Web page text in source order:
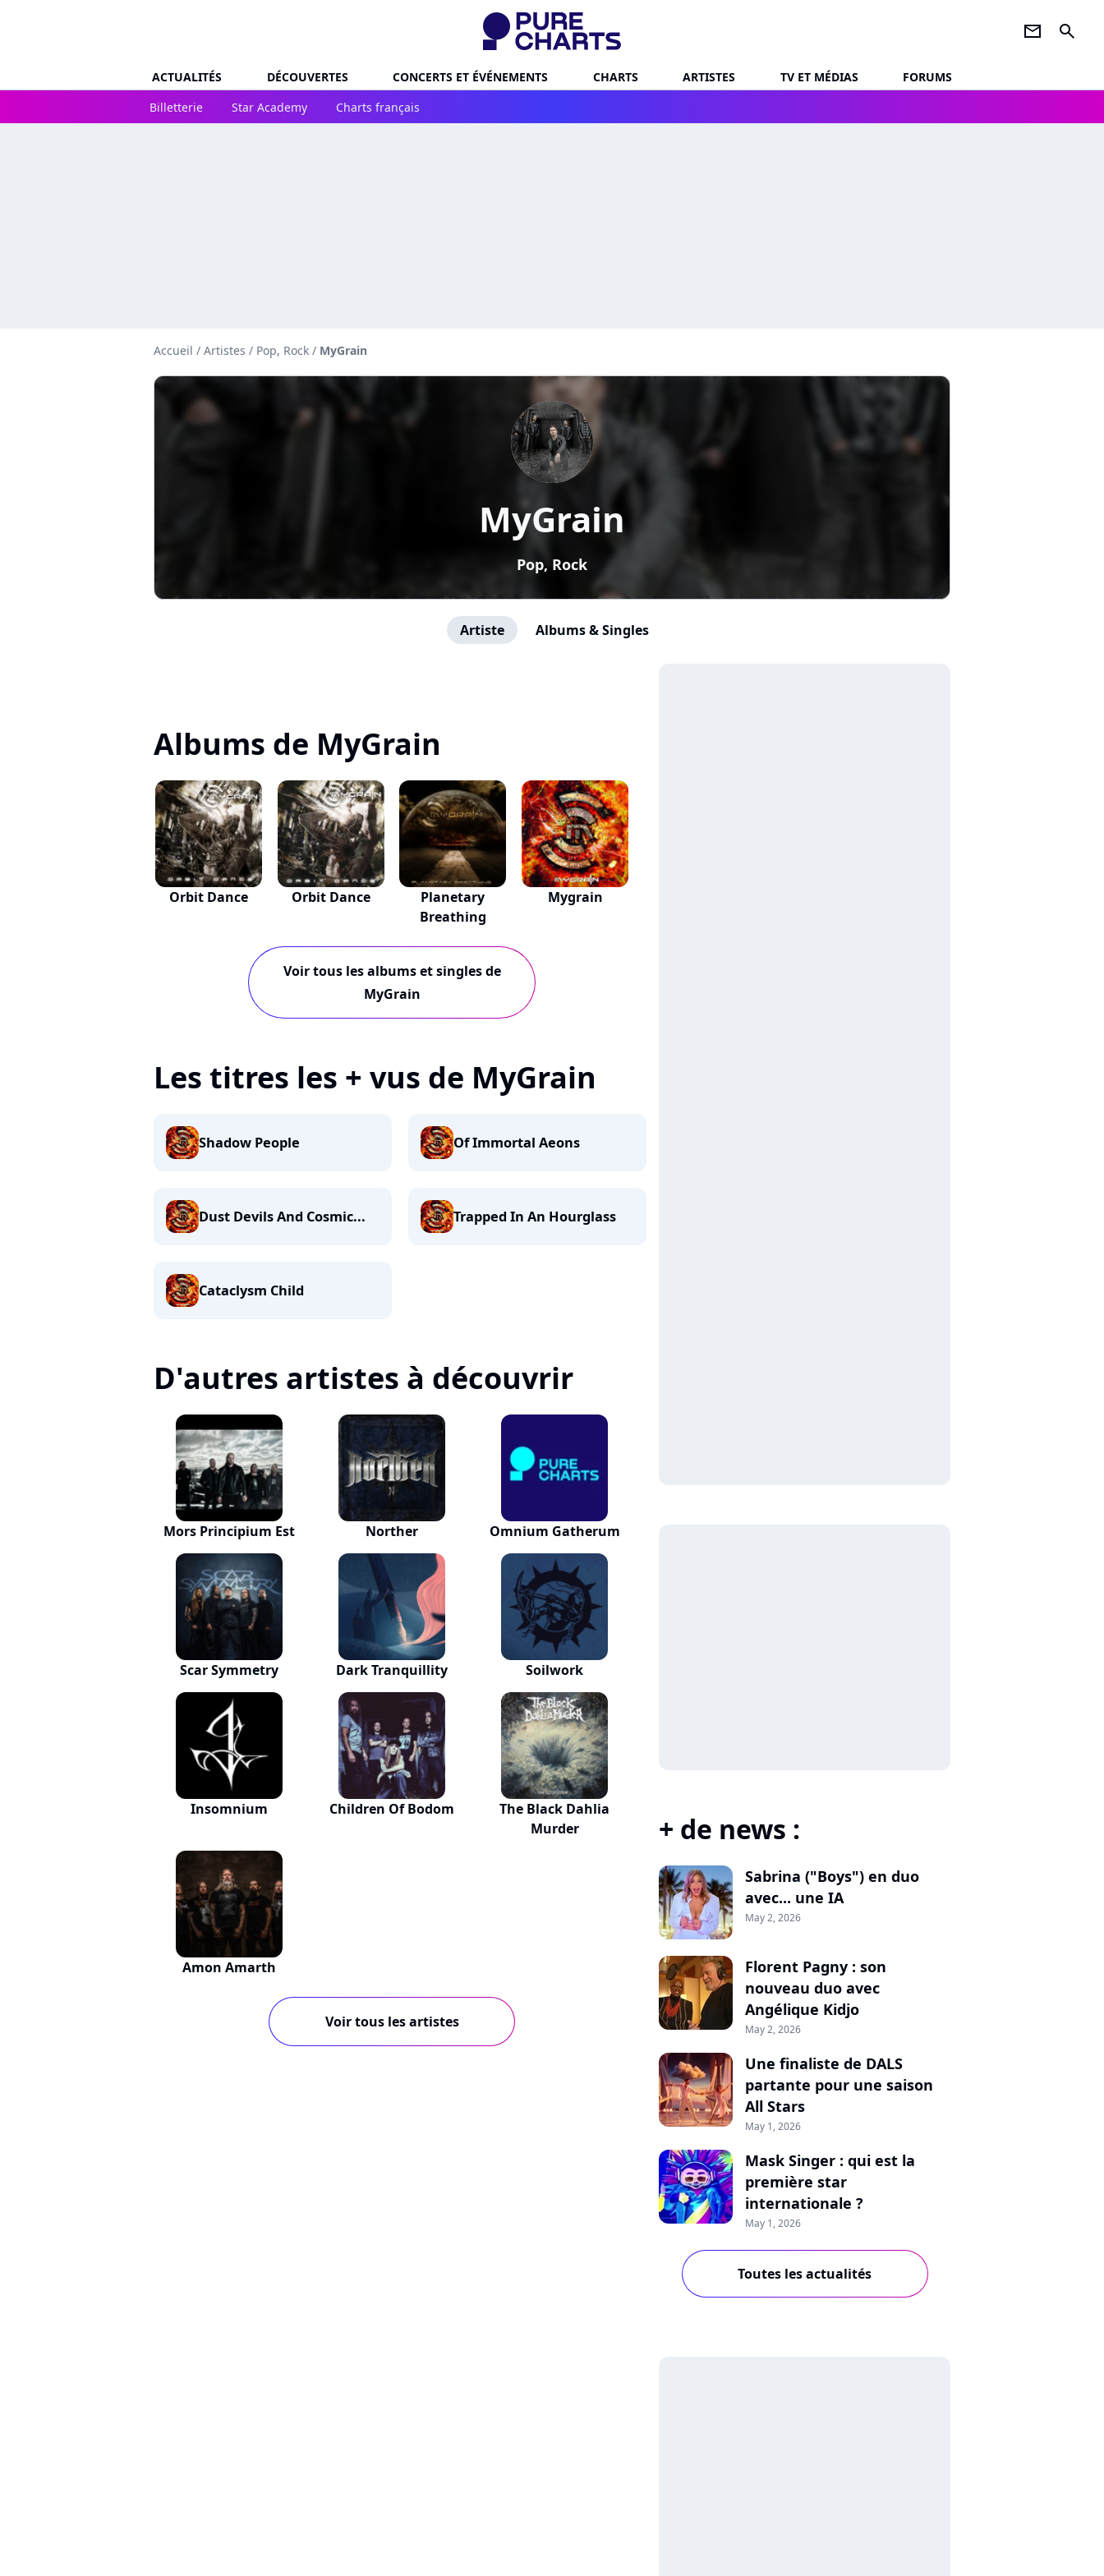
newsletter search
ACTUALITÉS DÉCOUVERTES CONCERTS ET ÉVÉNEMENTS CHARTS ARTISTES TV ET MÉDIAS
FORUMS
Billetterie
Star Academy Charts français
Accueil / Artistes / Pop, Rock / MyGrain
MyGrain
Pop, Rock
Artiste Albums & Singles
Albums de MyGrain
Orbit Dance Orbit Dance
Planetary
Breathing
Mygrain
Voir tous les albums et singles de
MyGrain
Les titres les + vus de MyGrain
Shadow People Of Immortal Aeons
Dust Devils And Cosmic... Trapped In An Hourglass
Cataclysm Child
D'autres artistes à découvrir
Mors Principium Est Norther Omnium Gatherum
Scar Symmetry Dark Tranquillity Soilwork
Insomnium Children Of Bodom
The Black Dahlia
Murder
Amon Amarth
Voir tous les artistes
+ de news :
Sabrina ("Boys") en duo
avec... une IA
May 2, 2026
Florent Pagny : son
nouveau duo avec
Angélique Kidjo
May 2, 2026
Une finaliste de DALS
partante pour une saison
All Stars
May 1, 2026
Mask Singer : qui est la
première star
internationale ?
May 1, 2026
Toutes les actualités